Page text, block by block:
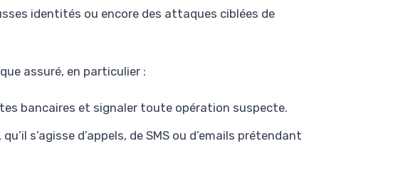
identités ou encore des attaques ciblées de
assuré, en particulier :
bancaires et signaler toute opération suspecte.
s’agisse d’appels, de SMS ou d’emails prétendant